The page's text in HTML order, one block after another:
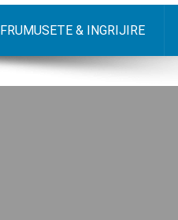
FRUMUSETE & INGRIJIRE